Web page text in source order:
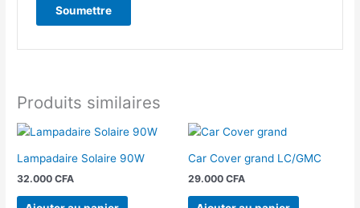
Produits similaires
Lampadaire Solaire 90W
32.000CFA
Car Cover grand LC/GMC
29.000 CFA